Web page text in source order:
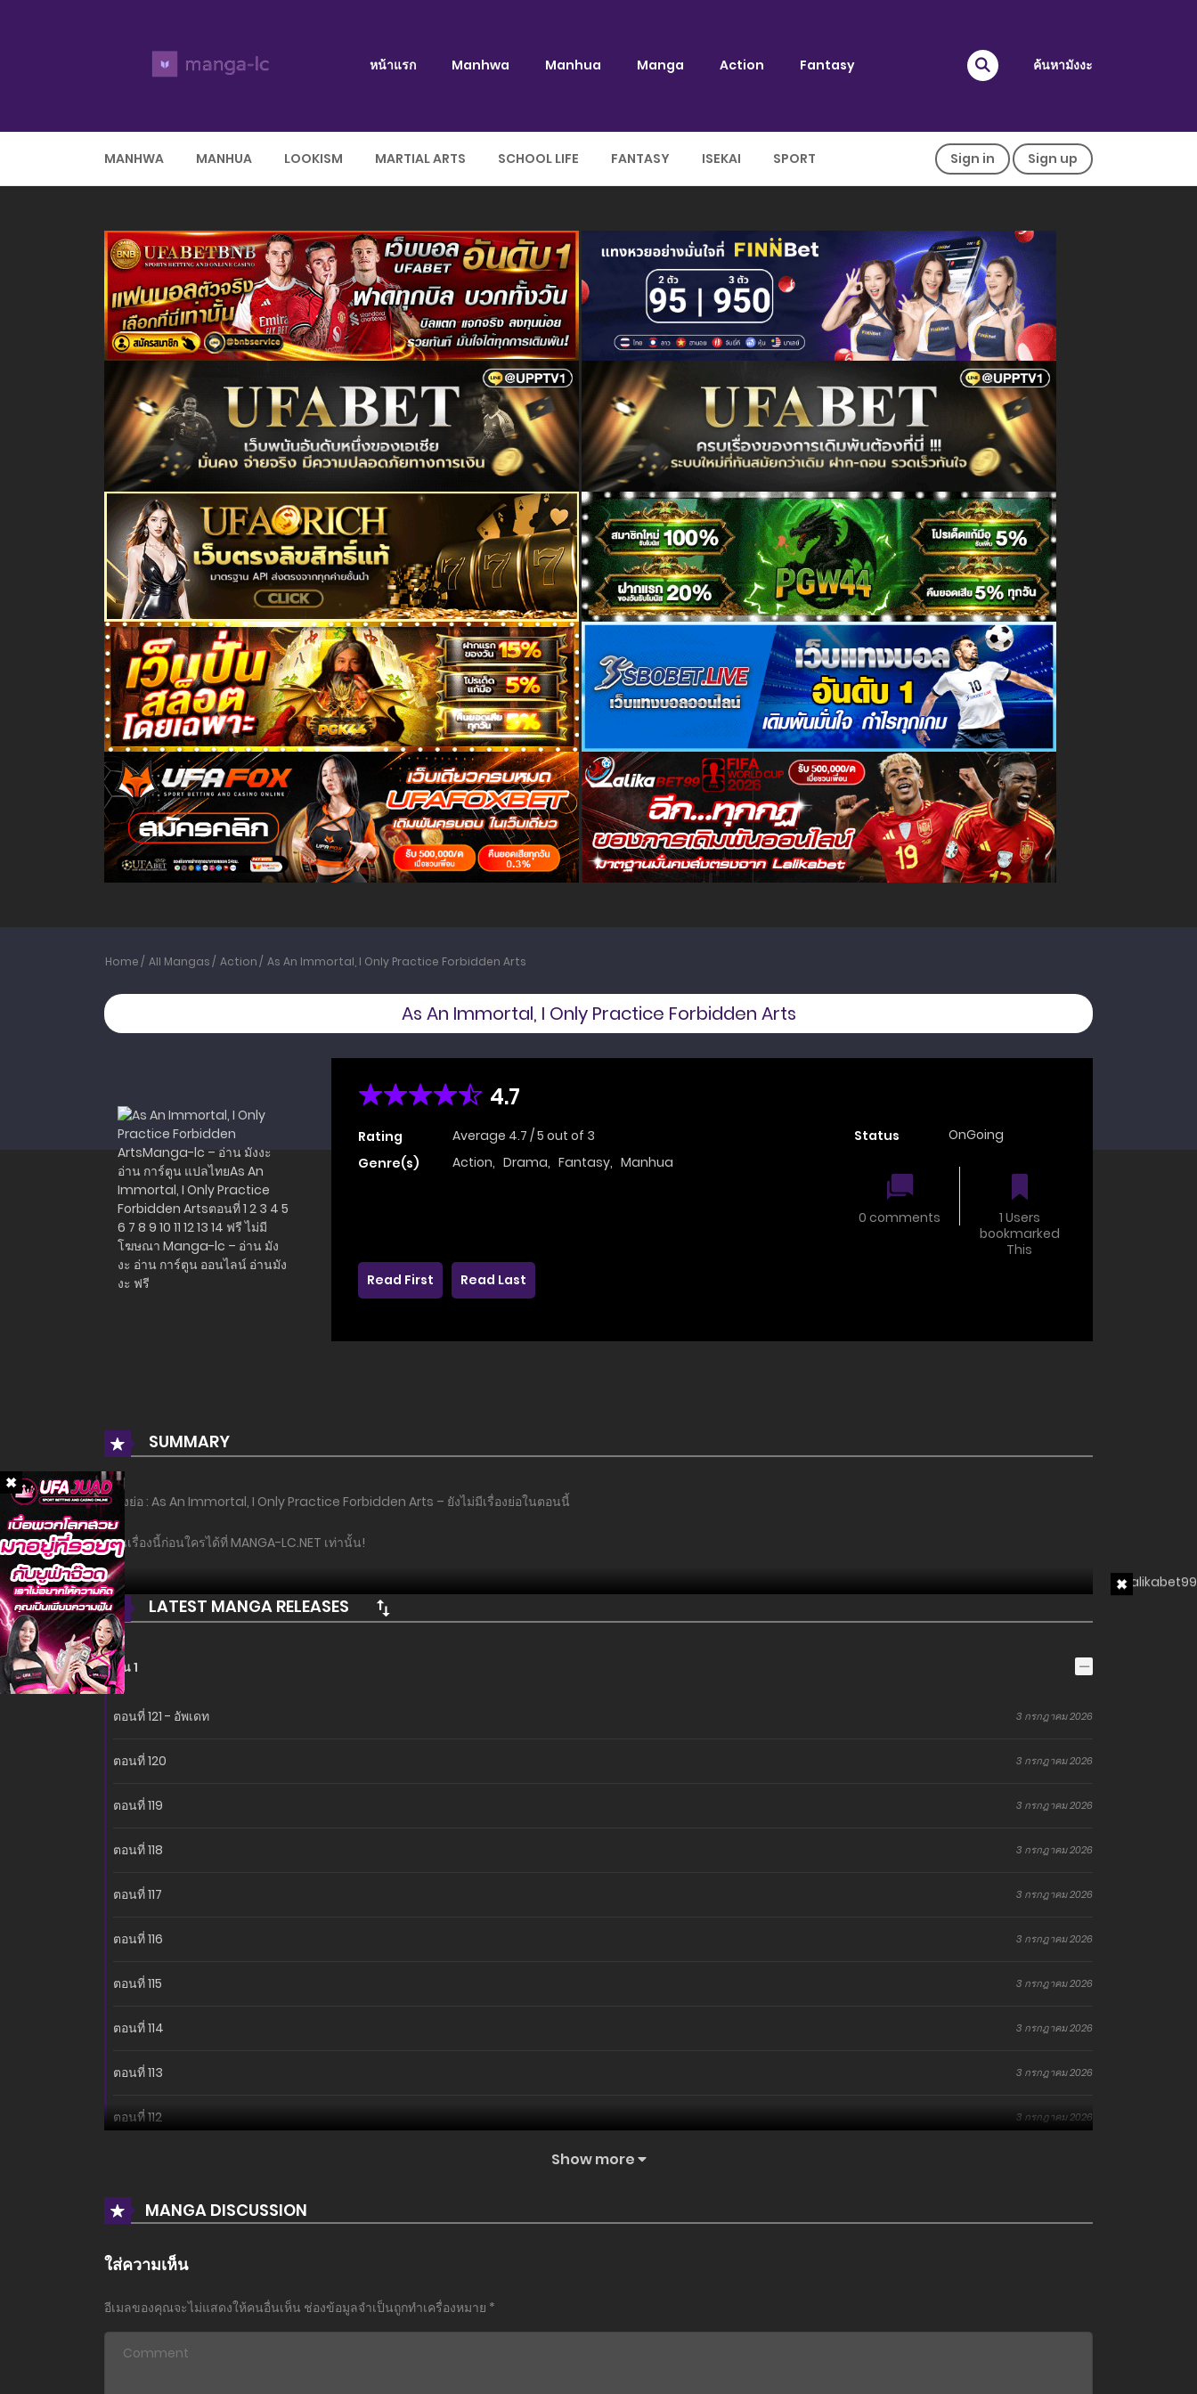
หน้าแรก Manhwa Manhua Manga Action Fantasy ค้นหามังงะ
MANHWA MANHUA LOOKISM MARTIAL ARTS SCHOOL LIFE FANTASY ISEKAI SPORT Sign in Sign up
Home All Mangas Action As An Immortal, I Only Practice Forbidden Arts
As An Immortal, I Only Practice Forbidden Arts
4.7
Rating Average 4.7 /5 out of 3
Genre(s)
Action, Drama, Fantasy, Manhua
Status OnGoing
0 comments
1 Users
bookmarked
This
Read First
Read Last
SUMMARY
เรื่องย่อ : As An Immortal, I Only Practice Forbidden Arts – ยังไม่มีเรื่องย่อในตอนนี้
อ่านเรื่องนี้ก่อนใครได้ที่ MANGA-LC.NET เท่านั้น!
LATEST MANGA RELEASES
ซีซั่น 1
ตอนที่ 121 - อัพเดท 3 กรกฎาคม 2026
ตอนที่ 120 3 กรกฎาคม 2026
ตอนที่ 119 3 กรกฎาคม 2026
ตอนที่ 118 3 กรกฎาคม 2026
ตอนที่ 117 3 กรกฎาคม 2026
ตอนที่ 116 3 กรกฎาคม 2026
ตอนที่ 115 3 กรกฎาคม 2026
ตอนที่ 114 3 กรกฎาคม 2026
ตอนที่ 113 3 กรกฎาคม 2026
ตอนที่ 112 3 กรกฎาคม 2026
ตอนที่ 110
Show more
MANGA DISCUSSION
ใส่ความเห็น
อีเมลของคุณจะไม่แสดงให้คนอื่นเห็น ช่องข้อมูลจำเป็นถูกทำเครื่องหมาย *